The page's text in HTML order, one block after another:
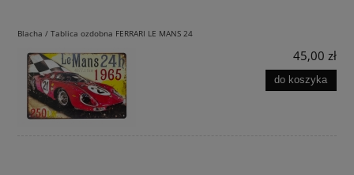
Blacha / Tablica ozdobna FERRARI LE MANS 24
45,00 zł
do koszyka